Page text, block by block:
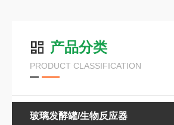
产品分类
PRODUCT CLASSIFICATION
玻璃发酵罐/生物反应器